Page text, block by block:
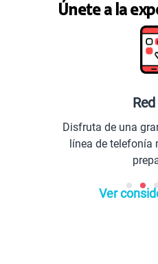
Únete a la
Red
Disfruta de una
línea de telefonía
Ver